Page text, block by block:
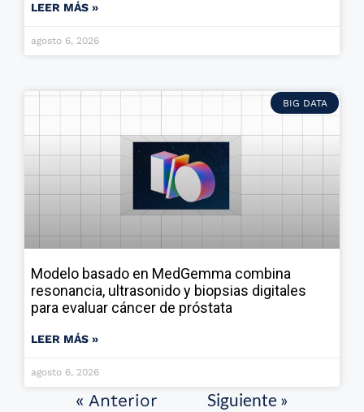
LEER MÁS »
agosto 6, 2026
BIG DATA
Modelo basado en MedGemma combina
resonancia, ultrasonido y biopsias digitales
para evaluar cáncer de próstata
LEER MÁS »
agosto 6, 2026
« Anterior Siguiente »